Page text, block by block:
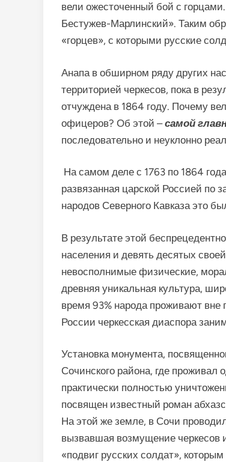
вели ожесточенный бой с
Бестужев-Марлинский». Таким
«горцев», с которыми русские
Анапа в обширном ряду других
территорией черкесов, пока в
отчуждена в 1864 году. Почему
офицеров? Об этой –самой
последовательно и неуклонно
На самом деле с 1763 по 1864
развязанная царской Россией по
народов Северного Кавказа это
В результате этой
населения и девять десятых
невосполнимые физические,
древняя уникальная культура,
время 93% народа проживают вне
России черкесская диаспора
Установка монумента,
Сочинского района, где проживал
практически полностью
посвящен известный роман
На этой же земле, в Сочи
вызвавшая возмущение черкесов
«подвиг русских солдат»,